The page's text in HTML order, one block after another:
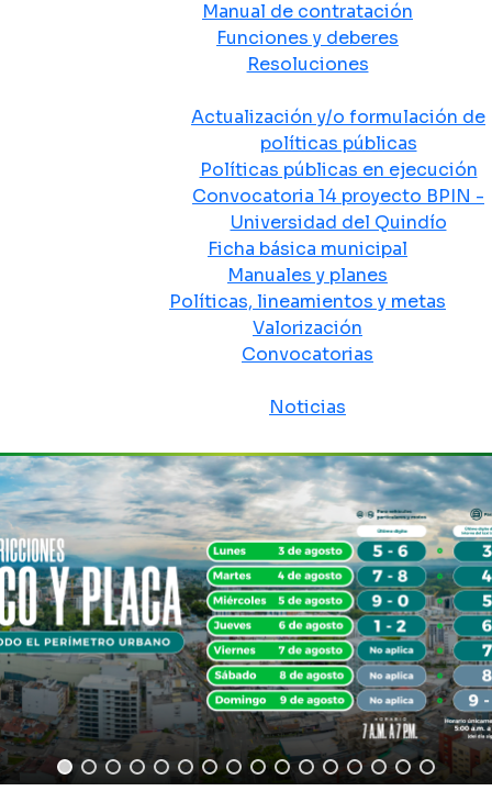
Manual de contratación
Funciones y deberes
Resoluciones
Actualización y/o formulación de
políticas públicas
Políticas públicas en ejecución
Convocatoria 14 proyecto BPIN -
Universidad del Quindío
Ficha básica municipal
Manuales y planes
Políticas, lineamientos y metas
Valorización
Convocatorias
Noticias